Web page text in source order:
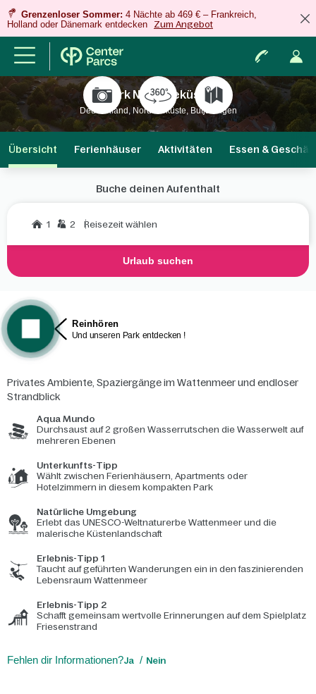
Grenzenloser Sommer: 4 Nächte ab 469 € – Frankreich,
Holland oder Dänemark entdecken
Zum Angebot
Park Nordseeküste
Deutschland, Nordseeküste, Butjadingen
Übersicht Ferienhäuser Aktivitäten Essen &
Buche deinen Aufenthalt
1 2 Reisezeit wählen
Urlaub suchen
Privates Ambiente, Spaziergänge im Wattenmeer und endloser
Strandblick
Aqua Mundo
Durchsaust auf 2 großen Wasserrutschen die Wasserwelt auf
mehreren Ebenen
Unterkunfts-Tipp
Wählt zwischen Ferienhäusern, Apartments oder
Hotelzimmern in diesem kompakten Park
Natürliche Umgebung
Erlebt das UNESCO-Weltnaturerbe Wattenmeer und die
malerische Küstenlandschaft
Erlebnis-Tipp 1
Taucht auf geführten Wanderungen ein in den faszinierenden
Lebensraum Wattenmeer
Erlebnis-Tipp 2
Schafft gemeinsam wertvolle Erinnerungen auf dem Spielplatz
Friesenstrand
Fehlen dir Informationen?Ja Nein